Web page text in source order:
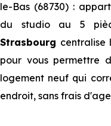
le-Bas (68730) :
du studio au 5
Strasbourg centralise
pour vous permettre
logement neuf qui
endroit, sans frais